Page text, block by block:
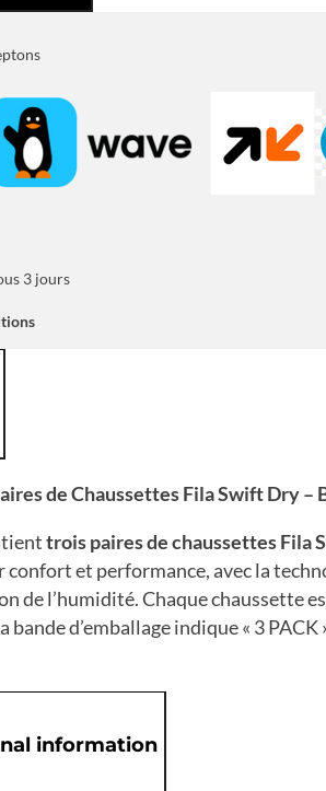
3 jours
de Chaussettes Fila Swift Dry –
trois paires de chaussettes Fila
et performance, avec la
de l’humidité. Chaque chaussette
bande d’emballage indique « 3
information